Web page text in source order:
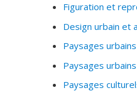
Figuration et
Design urbain et
Paysages
Paysages urbains
Paysages